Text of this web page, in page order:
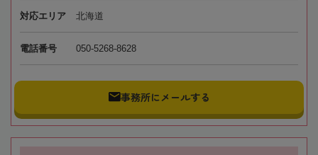
対応エリア 北海道
電話番号 050-5268-8628
事務所にメールする